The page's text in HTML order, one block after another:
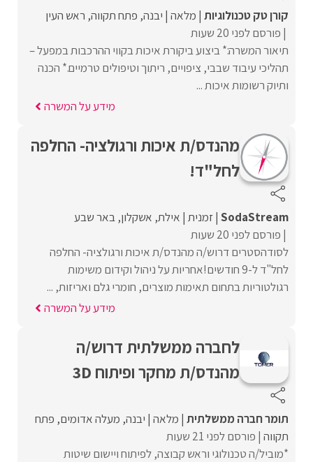
קורן טק טכנולוגיות מלאה יבנה פתח תקווה ראש העין
פורסם לפני 20 שעות
תיאור המשרה:* ביצוע ביקורת איכות בקווי ההרכבות במפעל –
תהליכי עיבוד שבבי, ציפויים, ריתוך וטיפולים טרמיים.* הכנה
ותיוק רשומות איכות ...
מידע על המשרה
מהנדס/ת איכות ורגולציה- החלפה
לחל"ד!
SodaStream זמנית אילת אשקלון באר שבע
פורסם לפני 20 שעות
לסודהסטרים דרוש/ה מהנדס/ת איכות ורגולציה- החלפה
לחל"ד ל-9 חודשים!אחריות על ניהול וקידום משימות
רגולטוריות בתחום תאימות מוצרים, חומרי גלם ואריזות, ...
מידע על המשרה
לחברה ממשלתית דרוש/ה
מהנדס/ת מחקר ופיתוח 3D
תומר חברה ממשלתית מלאה יבנה מעלה אדומים פתח
תקווה פורסם לפני 21 שעות
*מוביל/ה טכנולוגי וראש קבוצה, לפיתוח ויישום שיטות